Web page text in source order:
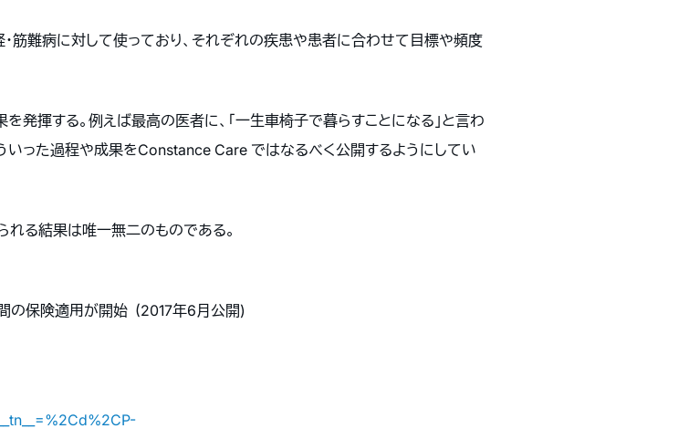
筋難病に対して使っており、それぞれの疾患や患者に合わせて目標や頻度
発揮する。例えば最高の医者に、「一生車椅子で暮らすことになる」と言わ
いった過程や成果をConstance Care ではなるべく公開するようにしてい
る結果は唯一無二のものである。
の保険適用が開始 (2017年6月公開)